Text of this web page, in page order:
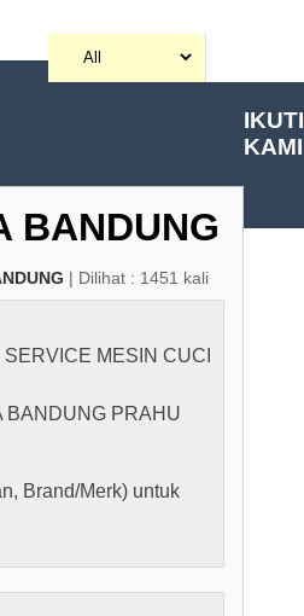
BANDUNG
| Dilihat : 1451 kali
SERVICE MESIN CUCI
BANDUNG PRAHU
Brand/Merk) untuk
IKUTI
KAMI